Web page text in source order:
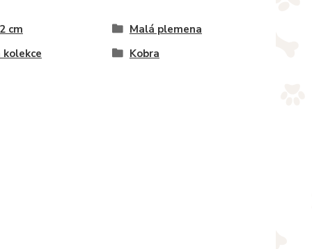
cm
Malá plemena
Kobra